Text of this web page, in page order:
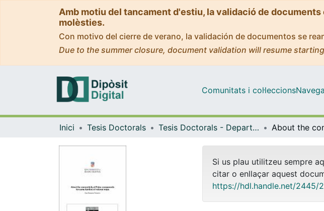
Amb motiu del tancament d'estiu, la validació de
molèsties.
Con motivo del cierre de verano, la validación de documentos se
Due to the summer closure, document validation will resume
Comunitats i col·leccions
Inici Tesis Doctorals Tesis Doctorals - Departament - Matemàtiques i Informàtica
Si us plau utilitzeu sempre
citar o enllaçar aquest
https://hdl.handle.net/2445/